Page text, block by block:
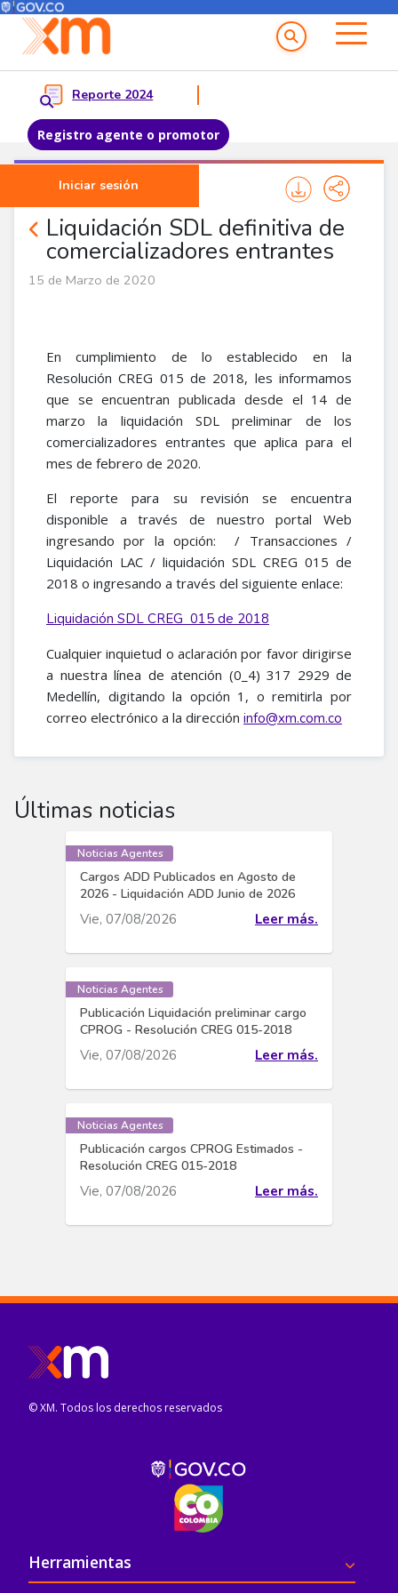
Pasar al contenido principal
Menú del Usuario
Reporte 2024
Registro agente o promotor
Iniciar sesión
Menu principal
Liquidación SDL definitiva de
comercializadores entrantes
Noticias Agentes
15 de Marzo de 2020
En cumplimiento de lo establecido en la
Resolución CREG 015 de 2018, les informamos
que se encuentran publicada desde el 14 de
marzo la liquidación SDL preliminar de los
comercializadores entrantes que aplica para el
mes de febrero de 2020.
El reporte para su revisión se encuentra
disponible a través de nuestro portal Web
ingresando por la opción: / Transacciones /
Liquidación LAC / liquidación SDL CREG 015 de
2018 o ingresando a través del siguiente enlace:
Liquidación SDL CREG 015 de 2018
Cualquier inquietud o aclaración por favor dirigirse
a nuestra línea de atención (0_4) 317 2929 de
Medellín, digitando la opción 1, o remitirla por
correo electrónico a la dirección info@xm.com.co
Últimas noticias
Noticias Agentes
Cargos ADD Publicados en Agosto de
2026 - Liquidación ADD Junio de 2026
Vie, 07/08/2026 Leer más.
Noticias Agentes
Publicación Liquidación preliminar cargo
CPROG - Resolución CREG 015-2018
Vie, 07/08/2026 Leer más.
Noticias Agentes
Publicación cargos CPROG Estimados -
Resolución CREG 015-2018
Vie, 07/08/2026 Leer más.
© XM. Todos los derechos reservados
Pie de página
Herramientas